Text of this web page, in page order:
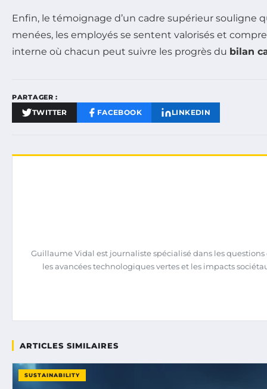
Enfin, le témoignage d’un cadre supérieur
menées, les employés se sentent valorisés et
interne où chacun peut suivre les progrès du bilan
PARTAGER :
TWITTER FACEBOOK LINKEDIN
Guillaume Vidal est journaliste spécialisé dans les
les avancées technologiques vertes et les impacts
ARTICLES SIMILAIRES
SUSTAINABILITY